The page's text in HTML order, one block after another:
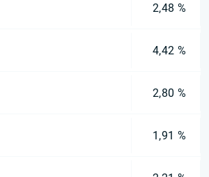
2,48 %
4,42 %
2,80 %
1,91 %